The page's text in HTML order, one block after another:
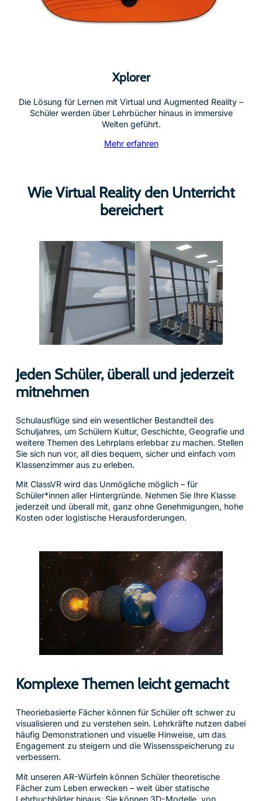
Xplorer
Die Lösung für Lernen mit Virtual und Augmented Reality –
Schüler werden über Lehrbücher hinaus in immersive
Welten geführt.
Mehr erfahren
Wie Virtual Reality den Unterricht
bereichert
Jeden Schüler, überall und jederzeit
mitnehmen
Schulausflüge sind ein wesentlicher Bestandteil des
Schuljahres, um Schülern Kultur, Geschichte, Geografie und
weitere Themen des Lehrplans erlebbar zu machen. Stellen
Sie sich nun vor, all dies bequem, sicher und einfach vom
Klassenzimmer aus zu erleben.
Mit ClassVR wird das Unmögliche möglich – für
Schüler*innen aller Hintergründe. Nehmen Sie Ihre Klasse
jederzeit und überall mit, ganz ohne Genehmigungen, hohe
Kosten oder logistische Herausforderungen.
Komplexe Themen leicht gemacht
Theoriebasierte Fächer können für Schüler oft schwer zu
visualisieren und zu verstehen sein. Lehrkräfte nutzen dabei
häufig Demonstrationen und visuelle Hinweise, um das
Engagement zu steigern und die Wissensspeicherung zu
verbessern.
Mit unseren AR-Würfeln können Schüler theoretische
Fächer zum Leben erwecken – weit über statische
Lehrbuchbilder hinaus. Sie können 3D-Modelle, von